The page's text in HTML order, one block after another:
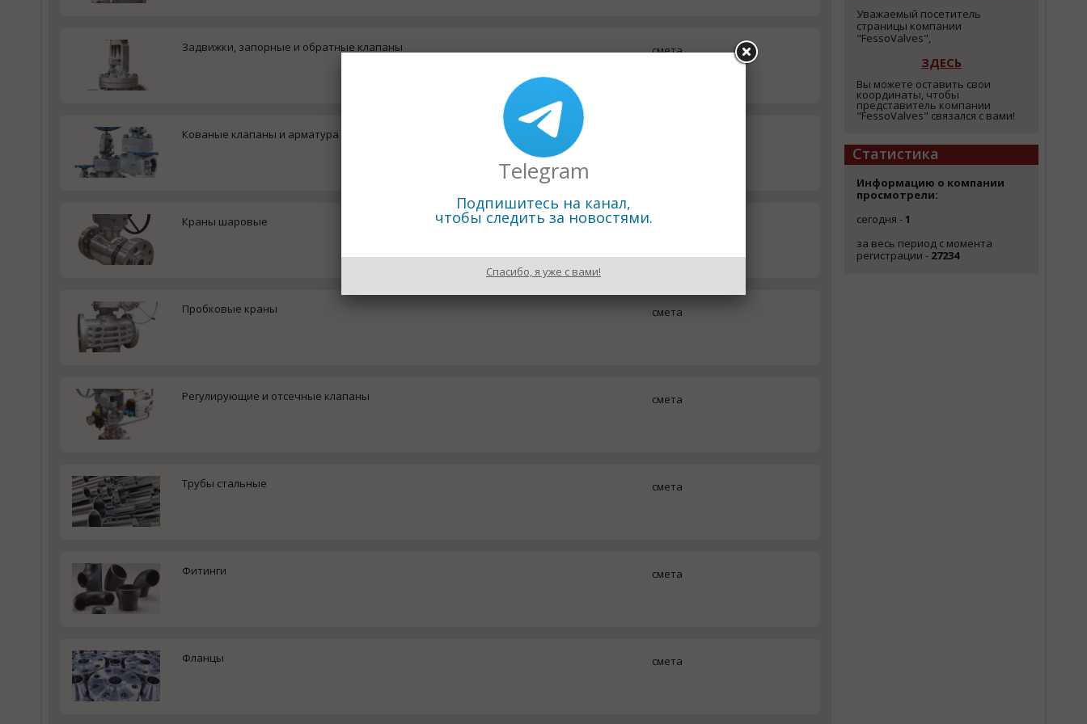
Задвижки, запорные и обратные клапаны смета
Кованые клапаны и арматура на карбамид
Краны шаровые смета
Пробковые краны смета
Регулирующие и отсечные клапаны смета
Трубы стальные смета
Фитинги смета
Фланцы смета
Уважаемый посетитель
страницы компании
"FessoValves",
ЗДЕСЬ
Вы можете оставить свои
координаты, чтобы
представитель компании
"FessoValves" связался с вами!
Статистика
Информацию о компании
просмотрели:
сегодня -1
за весь период с момента
регистрации - 27234
Telegram
Подпишитесь на канал,
чтобы следить за новостями.
Спасибо, я уже с вами!